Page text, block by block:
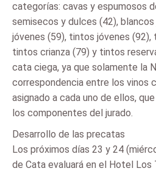
categorías: cavas y espumosos
semisecos y dulces (42),
jóvenes (59), tintos jóvenes
tintos crianza (79) y tintos
cata ciega, ya que solamente la
correspondencia entre los vinos
asignado a cada uno de ellos,
los componentes del jurado.
Desarrollo de las precatas
Los próximos días 23 y 24
de Cata evaluará en el Hotel Los